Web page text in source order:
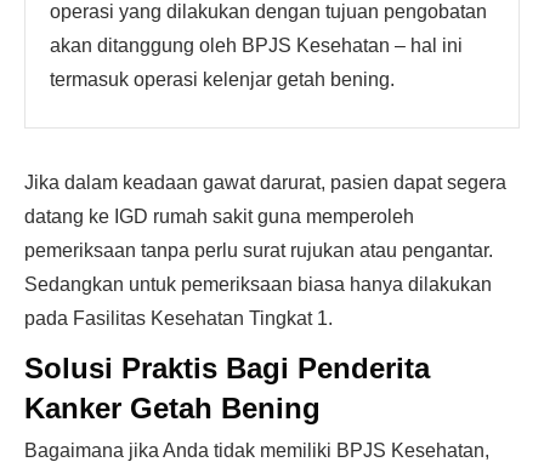
operasi yang dilakukan dengan tujuan pengobatan
akan ditanggung oleh BPJS Kesehatan – hal ini
termasuk operasi kelenjar getah bening.
Jika dalam keadaan gawat darurat, pasien dapat segera
datang ke IGD rumah sakit guna memperoleh
pemeriksaan tanpa perlu surat rujukan atau pengantar.
Sedangkan untuk pemeriksaan biasa hanya dilakukan
pada Fasilitas Kesehatan Tingkat 1.
Solusi Praktis Bagi Penderita
Kanker Getah Bening
Bagaimana jika Anda tidak memiliki BPJS Kesehatan,